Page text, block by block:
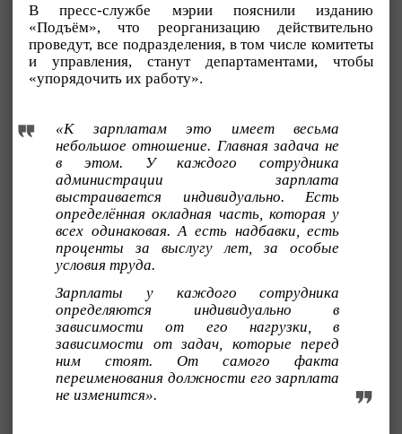
В пресс-службе мэрии пояснили изданию
«Подъём», что реорганизацию действительно
проведут, все подразделения, в том числе комитеты
и управления, станут департаментами, чтобы
«упорядочить их работу».
«К зарплатам это имеет весьма
небольшое отношение. Главная задача не
в этом. У каждого сотрудника
администрации зарплата
выстраивается индивидуально. Есть
определённая окладная часть, которая у
всех одинаковая. А есть надбавки, есть
проценты за выслугу лет, за особые
условия труда.
Зарплаты у каждого сотрудника
определяются индивидуально в
зависимости от его нагрузки, в
зависимости от задач, которые перед
ним стоят. От самого факта
переименования должности его зарплата
не изменится».